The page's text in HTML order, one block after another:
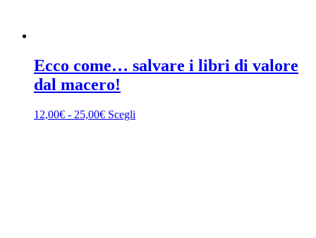
Ecco come… salvare i libri di valore
dal macero!
12,00€ - 25,00€Fascia
Scegli